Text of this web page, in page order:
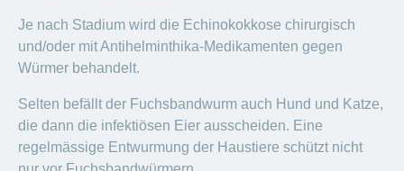
Je nach Stadium wird die Echinokokkose chirurgisch
und/oder mit Antihelminthika-Medikamenten gegen
Würmer behandelt.
Selten befällt der Fuchsbandwurm auch Hund und Katze,
die dann die infektiösen Eier ausscheiden. Eine
regelmässige Entwurmung der Haustiere schützt nicht